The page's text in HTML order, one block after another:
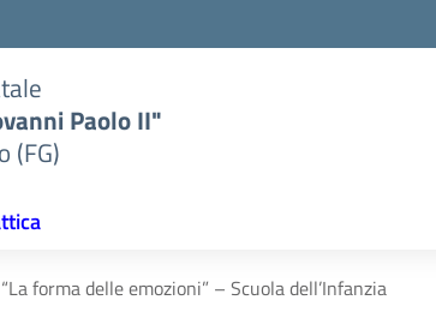
Paolo II"
(FG)
forma delle emozioni” – Scuola dell’Infanzia